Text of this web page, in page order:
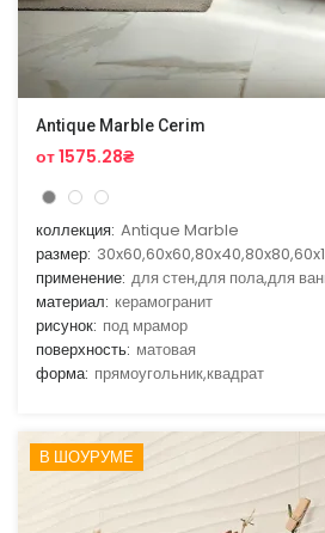
Antique Marble Cerim
от 1575.28₴
коллекция: Antique Marble
размер:
применение: для стен,для пола,для
материал: керамогранит
рисунок: под мрамор
поверхность: матовая
форма: прямоугольник,квадрат
В ШОУРУМЕ